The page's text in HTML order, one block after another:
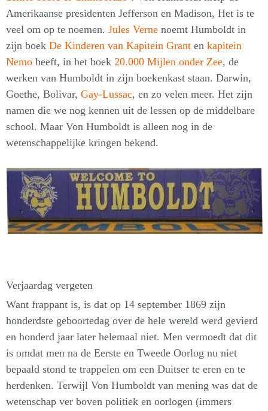
Amerikaanse presidenten Jefferson en Madison, Het is te
veel om op te noemen. Jules Verne noemt Humboldt in
zijn boek De Kinderen van Kapitein Grant en kapitein
Nemo heeft, in het boek 20.000 Mijlen onder Zee, de
werken van Humboldt in zijn boekenkast staan. Darwin,
Goethe, Bolivar, Gay-Lussac, en zo velen meer. Het zijn
namen die we nog kennen uit de lessen op de middelbare
school. Maar Von Humboldt is alleen nog in de
wetenschappelijke kringen bekend.
Verjaardag vergeten
Want frappant is, is dat op 14 september 1869 zijn
honderdste geboortedag over de hele wereld werd gevierd
en honderd jaar later helemaal niet. Men vermoedt dat dit
is omdat men na de Eerste en Tweede Oorlog nu niet
bepaald stond te trappelen om een Duitser te eren en te
herdenken. Terwijl Von Humboldt van mening was dat de
wetenschap ver boven politiek en oorlogen (immers